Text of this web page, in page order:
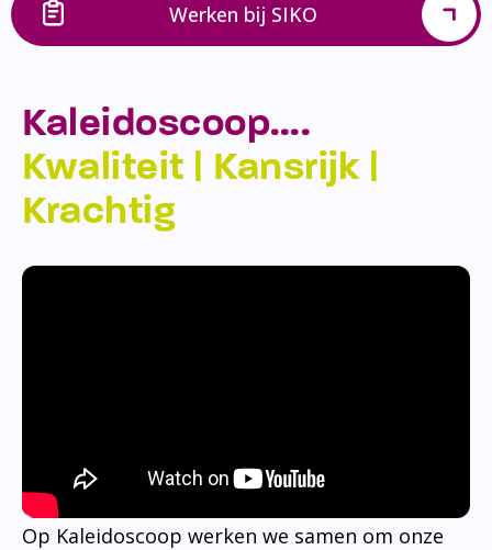
Werken bij SIKO
Kaleidoscoop….
Kwaliteit | Kansrijk |
Krachtig
Op Kaleidoscoop werken we samen om onze